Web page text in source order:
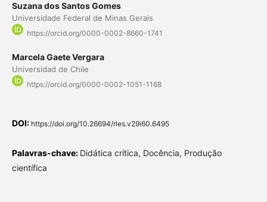
Suzana dos Santos Gomes
Universidade Federal de Minas Gerais
https://orcid.org/0000-0002-8660-1741
Marcela Gaete Vergara
Universidad de Chile
https://orcid.org/0000-0002-1051-1168
DOI: https://doi.org/10.26694/rles.v29i60.6495
Palavras-chave: Didática crítica, Docência, Produção
científica